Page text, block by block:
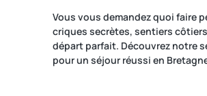
Vous vous demandez quoi faire
criques secrètes, sentiers
départ parfait. Découvrez notre
pour un séjour réussi en